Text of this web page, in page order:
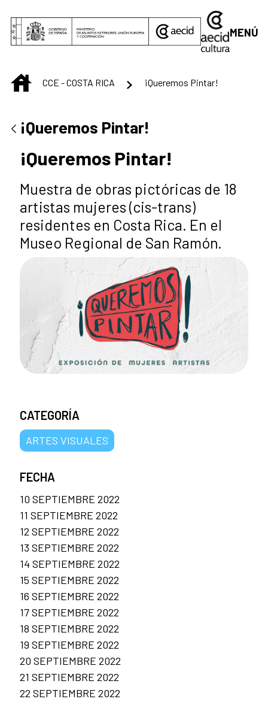
MENÚ
INICIO
CCE - COSTA RICA ¡Queremos Pintar!
¡Queremos Pintar!
¡Queremos Pintar!
Muestra de obras pictóricas de 18
artistas mujeres (cis-trans)
residentes en Costa Rica. En el
Museo Regional de San Ramón.
CATEGORÍA
ARTES VISUALES
FECHA
10 SEPTIEMBRE 2022
11 SEPTIEMBRE 2022
12 SEPTIEMBRE 2022
13 SEPTIEMBRE 2022
14 SEPTIEMBRE 2022
15 SEPTIEMBRE 2022
16 SEPTIEMBRE 2022
17 SEPTIEMBRE 2022
18 SEPTIEMBRE 2022
19 SEPTIEMBRE 2022
20 SEPTIEMBRE 2022
21 SEPTIEMBRE 2022
22 SEPTIEMBRE 2022